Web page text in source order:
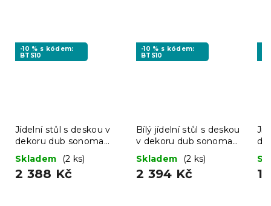
-10 % s kódem:
BTS10
Jídelní stůl s deskou v
dekoru dub sonoma
UMEKO 120x80
Skladem (2 ks)
2 388 Kč
-10 % s kódem:
BTS10
Bílý jídelní stůl s deskou
v dekoru dub sonoma
MADO 120x80
Skladem (2 ks)
2 394 Kč 1